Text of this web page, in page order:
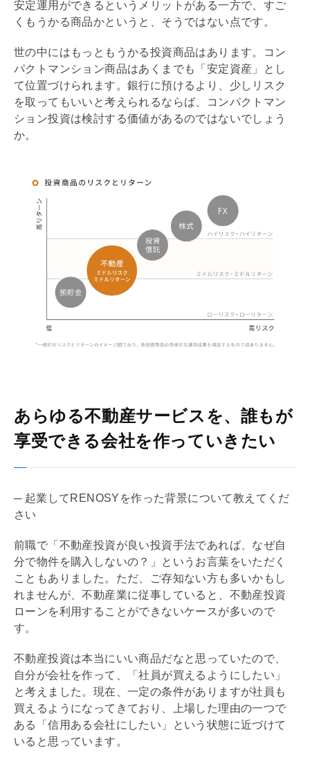
安定運用ができるというメリットがある一方で、すご
くもうかる商品かというと、そうではない点です。
世の中にはもっともうかる投資商品はあります。コン
パクトマンション商品はあくまでも「安定資産」とし
て位置づけられます。銀行に預けるより、少しリスク
を取ってもいいと考えられるならば、コンパクトマン
ション投資は検討する価値があるのではないでしょう
か。
あらゆる不動産サービスを、誰もが
享受できる会社を作っていきたい
─ 起業してRENOSYを作った背景について教えてくだ
さい
前職で「不動産投資が良い投資手法であれば、なぜ自
分で物件を購入しないの？」というお言葉をいただく
こともありました。ただ、ご存知ない方も多いかもし
れませんが、不動産業に従事していると、不動産投資
ローンを利用することができないケースが多いので
す。
不動産投資は本当にいい商品だなと思っていたので、
自分が会社を作って、「社員が買えるようにしたい」
と考えました。現在、一定の条件がありますが社員も
買えるようになってきており、上場した理由の一つで
ある「信用ある会社にしたい」という状態に近づけて
いると思っています。